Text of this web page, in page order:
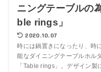
ニングテーブルの
ble rings」
2020.10.07
時には鍋置きになったり、時
能なダイニングテーブルホル
「Table rings」。デザイン製